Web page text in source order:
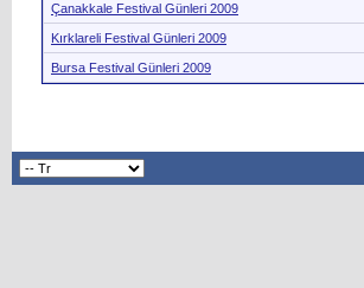
Çanakkale Festival Günleri 2009
Kırklareli Festival Günleri 2009
Bursa Festival Günleri 2009